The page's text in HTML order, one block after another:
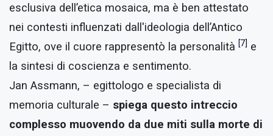
esclusiva dell’etica mosaica, ma è ben attestato
nei contesti influenzati dall'ideologia dell’Antico
Egitto, ove il cuore rappresentò la personalità [7] e
la sintesi di coscienza e sentimento.
Jan Assmann, – egittologo e specialista di
memoria culturale – spiega questo intreccio
complesso muovendo da due miti sulla morte di